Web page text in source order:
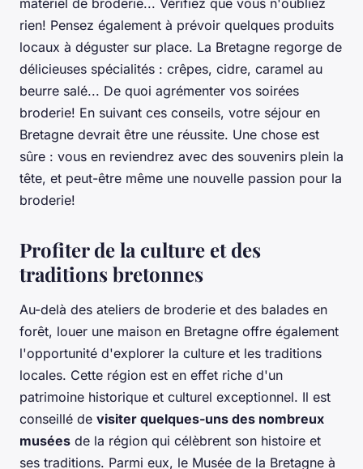
matériel de broderie... Vérifiez que vous n'oubliez
rien! Pensez également à prévoir quelques produits
locaux à déguster sur place. La Bretagne regorge de
délicieuses spécialités : crêpes, cidre, caramel au
beurre salé... De quoi agrémenter vos soirées
broderie! En suivant ces conseils, votre séjour en
Bretagne devrait être une réussite. Une chose est
sûre : vous en reviendrez avec des souvenirs plein la
tête, et peut-être même une nouvelle passion pour la
broderie!
Profiter de la culture et des
traditions bretonnes
Au-delà des ateliers de broderie et des balades en
forêt, louer une maison en Bretagne offre également
l'opportunité d'explorer la culture et les traditions
locales. Cette région est en effet riche d'un
patrimoine historique et culturel exceptionnel. Il est
conseillé de visiter quelques-uns des nombreux
musées de la région qui célèbrent son histoire et
ses traditions. Parmi eux, le Musée de la Bretagne à